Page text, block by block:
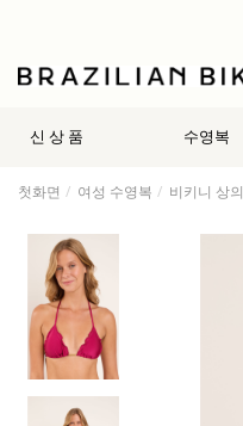
신 상 품 수영복
첫화면 여성 수영복 비키니 상의